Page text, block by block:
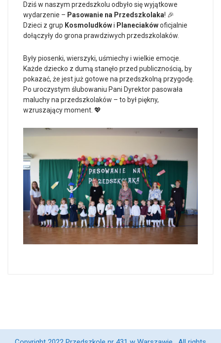
Dziś w naszym przedszkolu odbyło się wyjątkowe
wydarzenie – Pasowanie na Przedszkolaka! 🎉
Dzieci z grup Kosmoludkówi Planeciakówoficjalnie
dołączyły do grona prawdziwych przedszkolaków.
Były piosenki, wierszyki, uśmiechy i wielkie emocje.
Każde dziecko z dumą stanęło przed publicznością, by
pokazać, że jest już gotowe na przedszkolną przygodę.
Po uroczystym ślubowaniu Pani Dyrektor pasowała
maluchy na przedszkolaków – to był piękny,
wzruszający moment. 💖